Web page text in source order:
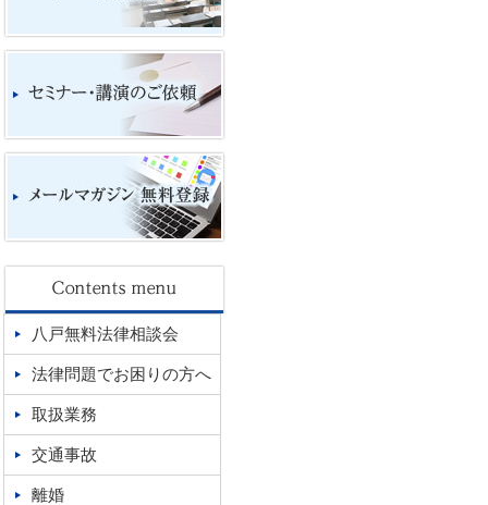
八戸無料法律相談会
法律問題でお困りの方へ
取扱業務
交通事故
離婚